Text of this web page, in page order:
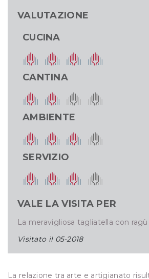
VALUTAZIONE
CUCINA
CANTINA
AMBIENTE
SERVIZIO
VALE LA VISITA PER
La meravigliosa tagliatella con
Visitato il 05-2018
La relazione tra arte e artigianato